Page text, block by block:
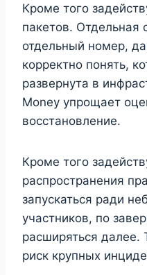
Кроме того
пакетов. Отдельная
отдельный номер,
корректно понять,
развернута в
Money упрощает
восстановление.
Кроме того
распространения
запускаться ради
участников, по
расширяться
риск крупных